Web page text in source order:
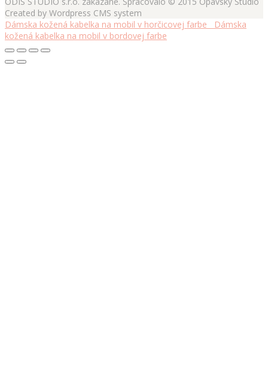
Created by Wordpress CMS system
Dámska kožená kabelka na mobil v horčicovej farbe
Dámska
kožená kabelka na mobil v bordovej farbe